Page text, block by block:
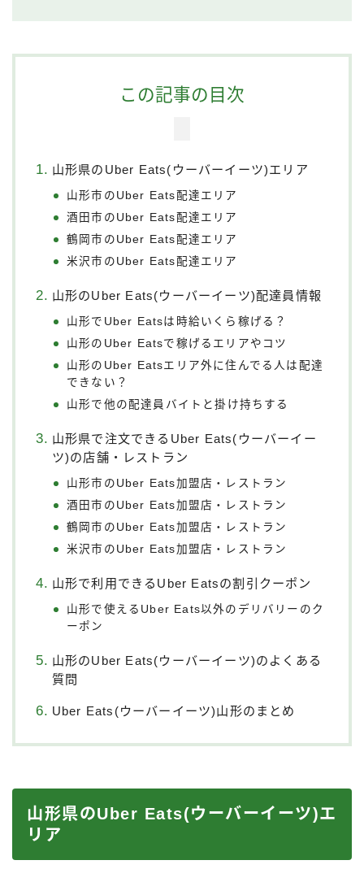
この記事の目次
山形県のUber Eats(ウーバーイーツ)エリア
山形市のUber Eats配達エリア
酒田市のUber Eats配達エリア
鶴岡市のUber Eats配達エリア
米沢市のUber Eats配達エリア
山形のUber Eats(ウーバーイーツ)配達員情報
山形でUber Eatsは時給いくら稼げる？
山形のUber Eatsで稼げるエリアやコツ
山形のUber Eatsエリア外に住んでる人は配達
できない？
山形で他の配達員バイトと掛け持ちする
山形県で注文できるUber Eats(ウーバーイー
ツ)の店舗・レストラン
山形市のUber Eats加盟店・レストラン
酒田市のUber Eats加盟店・レストラン
鶴岡市のUber Eats加盟店・レストラン
米沢市のUber Eats加盟店・レストラン
山形で利用できるUber Eatsの割引クーポン
山形で使えるUber Eats以外のデリバリーのク
ーポン
山形のUber Eats(ウーバーイーツ)のよくある
質問
Uber Eats(ウーバーイーツ)山形のまとめ
山形県のUber Eats(ウーバーイーツ)エ
リア